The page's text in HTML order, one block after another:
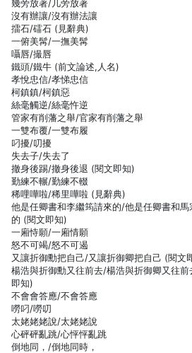
幾旁放著/几旁放著
沒有辦讓/沒有辦法讓
擂石/礌石 (見辭典)
一俯美髯/一撫美髯
囁唇/撮唇
鐵頭/鐵牛 (前文論述,人名)
孝悅忠信/孝悌忠信
柯鎮鎮/柯鎮惡
絲毫觸逆/絲毫忤逆
管家有削藩之舉/官家有削藩之舉
一雙布覆/一雙布履
叼擾/叨擾
失去子/失去了
撤身後踢/撤身後退 (閱文即知)
勤練不輾/勤練不輟
稀哩嘩啦/稀里嘩啦 (見辭典)
他是任卿書和李繼筠請來的/他是任卿書和馬
的 (閱文即知)
一廂恃願/一廂情願
怒不可竭/怒不可遏
又讓折御勳把自己/又讓折御卿把自己 (閱文
楊浩與折御勳又往前去/楊浩與折御卿又往前
即知)
不會會答應/不會答應
嘮叼/嘮叨
太姥姥姥說/太姥姥說
心砰砰亂跳/心怦怦亂跳
倒地同，/倒地同時，